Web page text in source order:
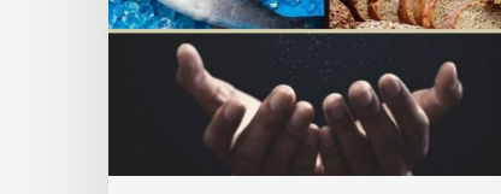
18.
nedeľu
rok